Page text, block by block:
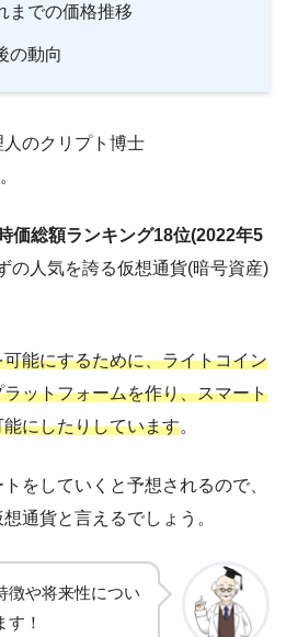
までの価格推移
の動向
のクリプト博士
価総額ランキング18位(2022年5
の人気を誇る仮想通貨(暗号資産)
能にするために、ライトコイン
ットフォームを作り、スマート
にしたりしています。
をしていくと予想されるので、
通貨と言えるでしょう。
徴や将来性につい
！